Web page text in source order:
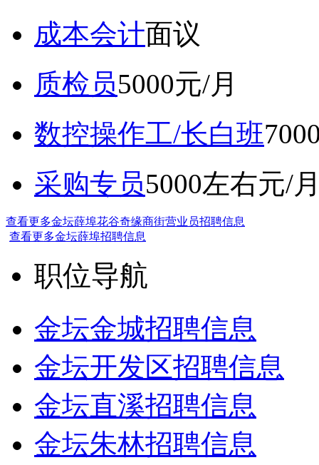
成本会计面议
质检员5000元/月
数控操作工/长白班
采购专员5000左右元/
查看更多金坛薛埠花谷奇缘商街营业员招聘信息
查看更多金坛薛埠招聘信息
职位导航
金坛金城招聘信息
金坛开发区招聘信息
金坛直溪招聘信息
金坛朱林招聘信息